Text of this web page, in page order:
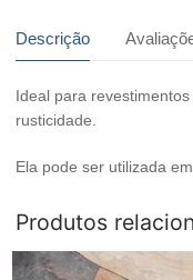
Descrição
Ideal para
rusticidade.
Ela pode ser utilizada
Produtos